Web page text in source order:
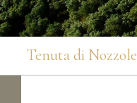
Tenuta di Nozzole